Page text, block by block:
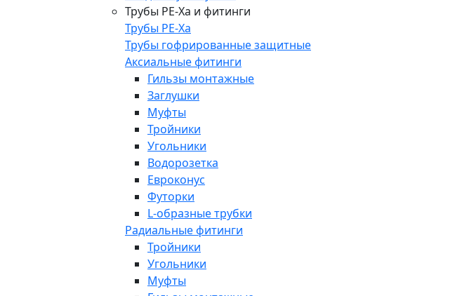
Трубы РЕ-Ха и фитинги
Трубы РЕ-Ха
Трубы гофрированные защитные
Аксиальные фитинги
Гильзы монтажные
Заглушки
Муфты
Тройники
Угольники
Водорозетка
Евроконус
Футорки
L-образные трубки
Радиальные фитинги
Тройники
Угольники
Муфты